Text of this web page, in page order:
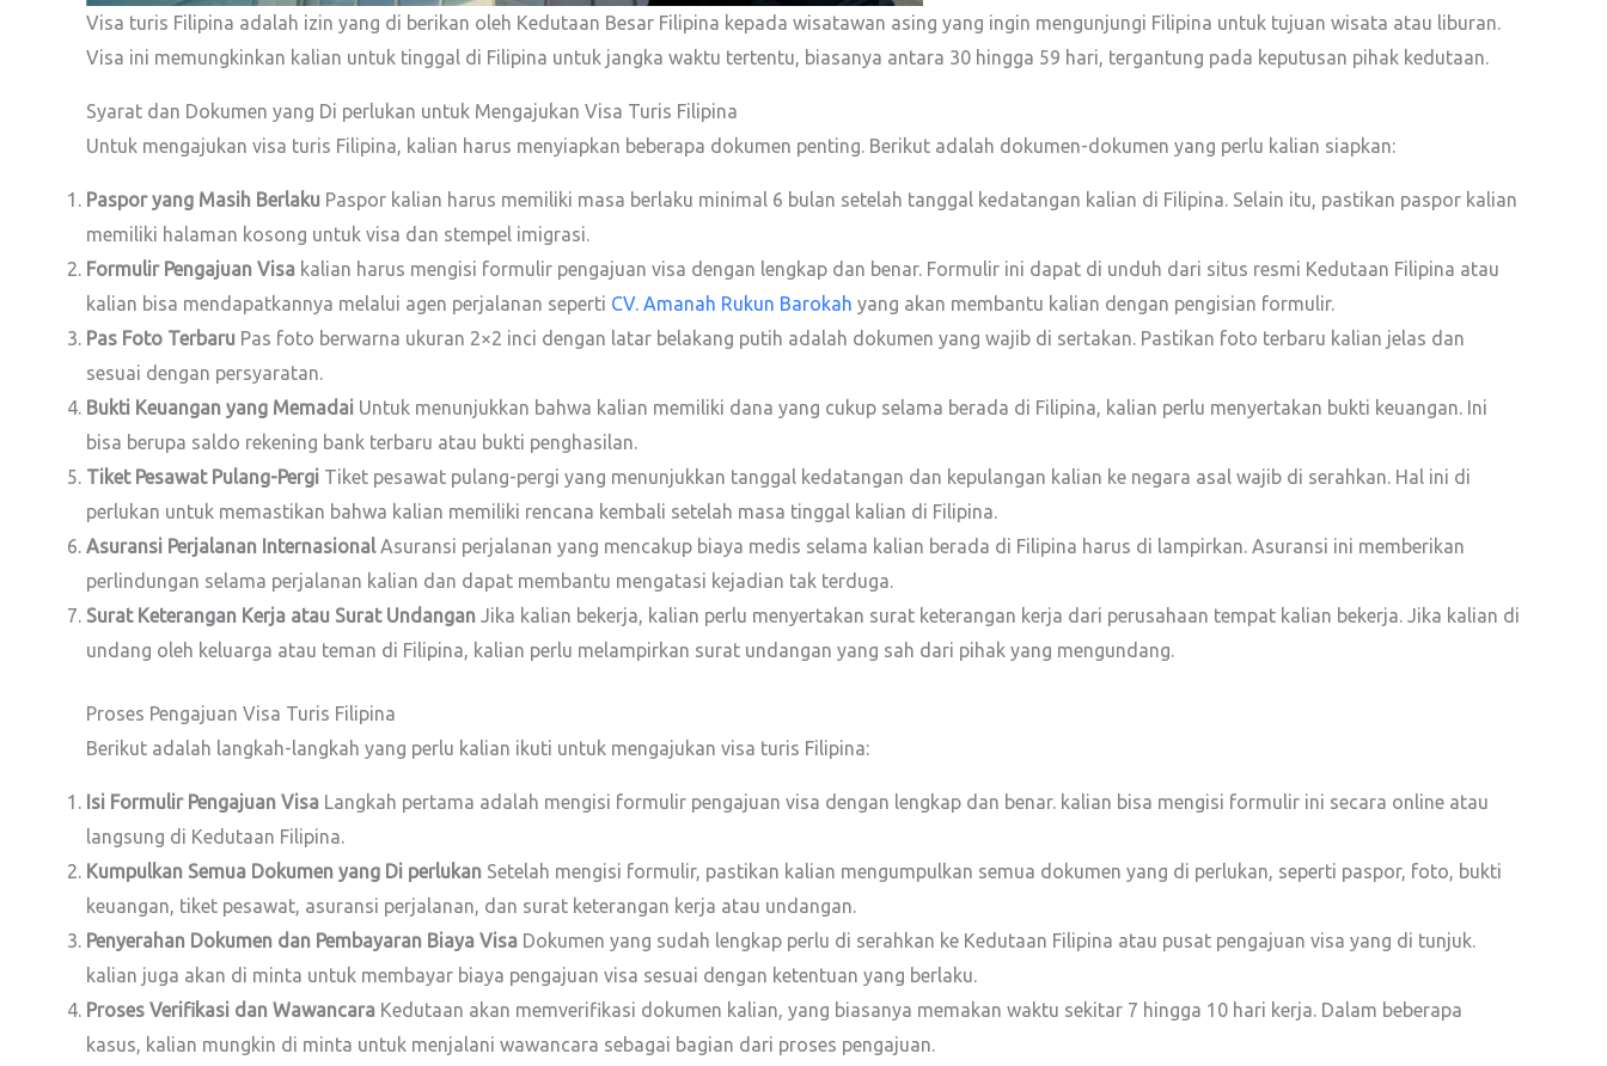
Visa turis Filipina adalah izin yang di berikan oleh Kedutaan Besar Filipina kepada wisatawan asing yang ingin mengunjungi Filipina untuk tujuan wisata atau liburan.
Visa ini memungkinkan kalian untuk tinggal di Filipina untuk jangka waktu tertentu, biasanya antara 30 hingga 59 hari, tergantung pada keputusan pihak kedutaan.
Syarat dan Dokumen yang Di perlukan untuk Mengajukan Visa Turis Filipina
Untuk mengajukan visa turis Filipina, kalian harus menyiapkan beberapa dokumen penting. Berikut adalah dokumen-dokumen yang perlu kalian siapkan:
Paspor yang Masih Berlaku Paspor kalian harus memiliki masa berlaku minimal 6 bulan setelah tanggal kedatangan kalian di Filipina. Selain itu, pastikan paspor kalian
memiliki halaman kosong untuk visa dan stempel imigrasi.
Formulir Pengajuan Visa kalian harus mengisi formulir pengajuan visa dengan lengkap dan benar. Formulir ini dapat di unduh dari situs resmi Kedutaan Filipina atau
kalian bisa mendapatkannya melalui agen perjalanan seperti CV. Amanah Rukun Barokah yang akan membantu kalian dengan pengisian formulir.
Pas Foto Terbaru Pas foto berwarna ukuran 2×2 inci dengan latar belakang putih adalah dokumen yang wajib di sertakan. Pastikan foto terbaru kalian jelas dan
sesuai dengan persyaratan.
Bukti Keuangan yang Memadai Untuk menunjukkan bahwa kalian memiliki dana yang cukup selama berada di Filipina, kalian perlu menyertakan bukti keuangan. Ini
bisa berupa saldo rekening bank terbaru atau bukti penghasilan.
Tiket Pesawat Pulang-Pergi Tiket pesawat pulang-pergi yang menunjukkan tanggal kedatangan dan kepulangan kalian ke negara asal wajib di serahkan. Hal ini di
perlukan untuk memastikan bahwa kalian memiliki rencana kembali setelah masa tinggal kalian di Filipina.
Asuransi Perjalanan InternasionalAsuransi perjalanan yang mencakup biaya medis selama kalian berada di Filipina harus di lampirkan. Asuransi ini memberikan
perlindungan selama perjalanan kalian dan dapat membantu mengatasi kejadian tak terduga.
Surat Keterangan Kerja atau Surat Undangan Jika kalian bekerja, kalian perlu menyertakan surat keterangan kerja dari perusahaan tempat kalian bekerja. Jika kalian di
undang oleh keluarga atau teman di Filipina, kalian perlu melampirkan surat undangan yang sah dari pihak yang mengundang.
Proses Pengajuan Visa Turis Filipina
Berikut adalah langkah-langkah yang perlu kalian ikuti untuk mengajukan visa turis Filipina:
Isi Formulir Pengajuan Visa Langkah pertama adalah mengisi formulir pengajuan visa dengan lengkap dan benar. kalian bisa mengisi formulir ini secara online atau
langsung di Kedutaan Filipina.
Kumpulkan Semua Dokumen yang Di perlukan Setelah mengisi formulir, pastikan kalian mengumpulkan semua dokumen yang di perlukan, seperti paspor, foto, bukti
keuangan, tiket pesawat, asuransi perjalanan, dan surat keterangan kerja atau undangan.
Penyerahan Dokumen dan Pembayaran Biaya Visa Dokumen yang sudah lengkap perlu di serahkan ke Kedutaan Filipina atau pusat pengajuan visa yang di tunjuk.
kalian juga akan di minta untuk membayar biaya pengajuan visa sesuai dengan ketentuan yang berlaku.
Proses Verifikasi dan Wawancara Kedutaan akan memverifikasi dokumen kalian, yang biasanya memakan waktu sekitar 7 hingga 10 hari kerja. Dalam beberapa
kasus, kalian mungkin di minta untuk menjalani wawancara sebagai bagian dari proses pengajuan.